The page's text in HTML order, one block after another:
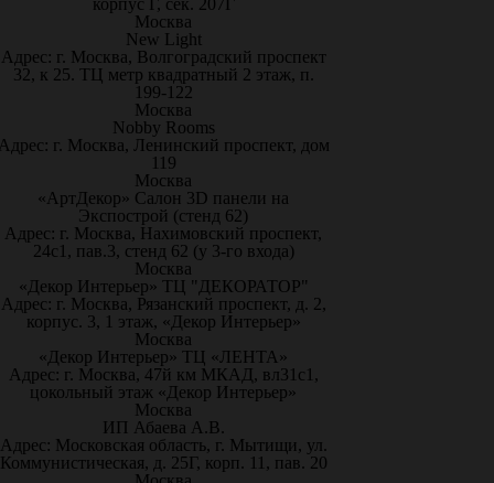
корпус Г, сек. 207Г
Москва
New Light
Адрес: г. Москва, Волгоградский проспект
32, к 25. ТЦ метр квадратный 2 этаж, п.
199-122
Москва
Nobby Rooms
г. Москва, Ленинский проспект, дом
119
Москва
«АртДекор» Салон 3D панели на
Экспострой (стенд 62)
Адрес: г. Москва, Нахимовский проспект,
24с1, пав.3, стенд 62 (у 3-го входа)
Москва
«Декор Интерьер» ТЦ "ДЕКОРАТОР"
Адрес: г. Москва, Рязанский проспект, д. 2,
корпус. 3, 1 этаж, «Декор Интерьер»
Москва
«Декор Интерьер» ТЦ «ЛЕНТА»
Адрес: г. Москва, 47й км МКАД, вл31с1,
цокольный этаж «Декор Интерьер»
Москва
ИП Абаева А.В.
Адрес: Московская область, г. Мытищи, ул.
Коммунистическая, д. 25Г, корп. 11, пав. 20